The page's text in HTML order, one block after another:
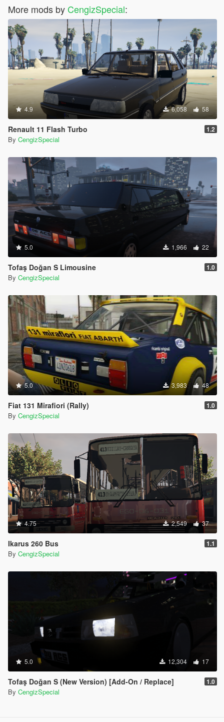
More mods by CengizSpecial:
4.9 6,058 58
Renault 11 Flash Turbo 1.2
By CengizSpecial
5.0 1,966 22
Tofaş Doğan S Limousine 1.0
By CengizSpecial
5.0 3,983 48
Fiat 131 Mirafiori (Rally) 1.0
By CengizSpecial
4.75 2,549 37
Ikarus 260 Bus 1.1
By CengizSpecial
5.0 12,304 17
Tofaş Doğan S (New Version) [Add-On / Replace] 1.0
By CengizSpecial